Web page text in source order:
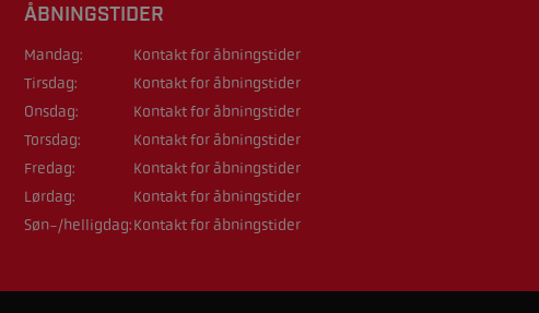
ÅBNINGSTIDER
Mandag:
Kontakt for åbningstider
Tirsdag:
Kontakt for åbningstider
Onsdag:
Kontakt for åbningstider
Torsdag:
Kontakt for åbningstider
Fredag:
Kontakt for åbningstider
Lørdag:
Kontakt for åbningstider
Søn-/helligdag:Kontakt for åbningstider